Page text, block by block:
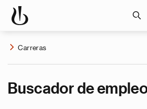
Carreras
Buscador de